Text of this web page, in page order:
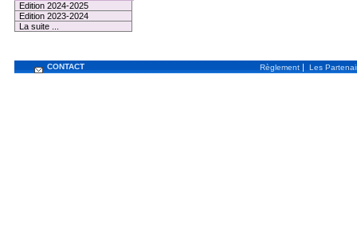
Edition 2024-2025
Edition 2023-2024
La suite ...
CONTACT Règlement | Les